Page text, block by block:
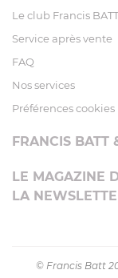
Le club Francis BATT
Service après vente
FAQ
Nos services
Préférences cookies
FRANCIS BATT
LE MAGAZINE
LA
© Francis Batt